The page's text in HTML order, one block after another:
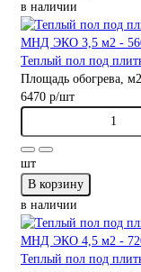
в наличии
Теплый пол под
Площадь обогрева,
6470 р/шт
шт
В корзину
в наличии
Теплый пол под